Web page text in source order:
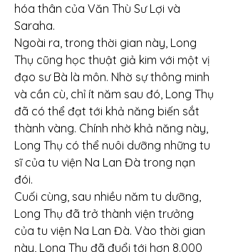
hóa thân của Văn Thù Sư Lợi và
Saraha.
Ngoài ra, trong thời gian này, Long
Thụ cũng học thuật giả kim với một vị
đạo sư Bà là môn. Nhờ sự thông minh
và cần cù, chỉ ít năm sau đó, Long Thụ
đã có thể đạt tới khả năng biến sắt
thành vàng. Chính nhờ khả năng này,
Long Thụ có thể nuôi dưỡng những tu
sĩ của tu viện Na Lan Đà trong nạn
đói.
Cuối cùng, sau nhiều năm tu dưỡng,
Long Thụ đã trở thành viện trưởng
của tu viện Na Lan Đà. Vào thời gian
này, Long Thụ đã đuổi tới hơn 8.000